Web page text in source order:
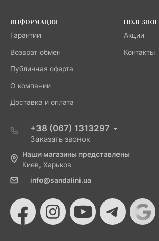
ИНФОРМАЦИЯ
Гарантии
Возврат обмен
Публичная оферта
О компании
Доставка и оплата
ПОЛЕЗНОЕ
Акции
Контакты
+38 (067) 1313297
Заказать звонок
Наши магазины представлены
Киев, Харьков
info@sandalini.ua